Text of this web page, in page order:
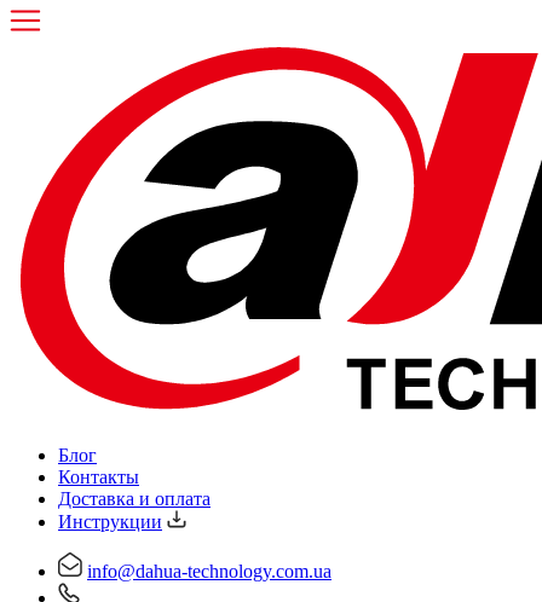
Блог
Контакты
Доставка и оплата
Инструкции
info@dahua-technology.com.ua